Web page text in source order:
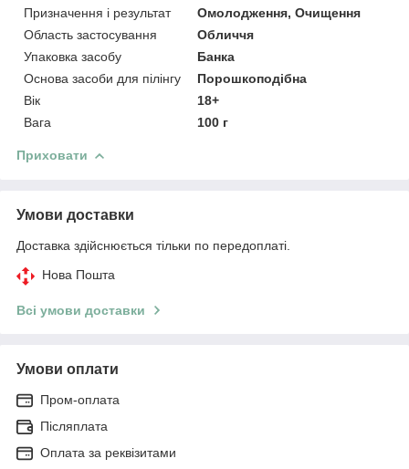
Призначення і результат
Омолодження, Очищення
Область застосування
Обличчя
Упаковка засобу
Банка
Основа засоби для пілінгу
Порошкоподібна
Вік
18+
Вага
100 г
Приховати
Умови доставки
Доставка здійснюється тільки по передоплаті.
Нова Пошта
Всі умови доставки
Умови оплати
Пром-оплата
Післяплата
Оплата за реквізитами